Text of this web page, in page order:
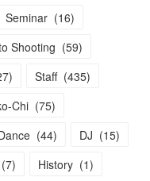
Seminar (16)
Shooting (59)
) Staff (435)
Chi (75)
(44) DJ (15)
(7) History (1)